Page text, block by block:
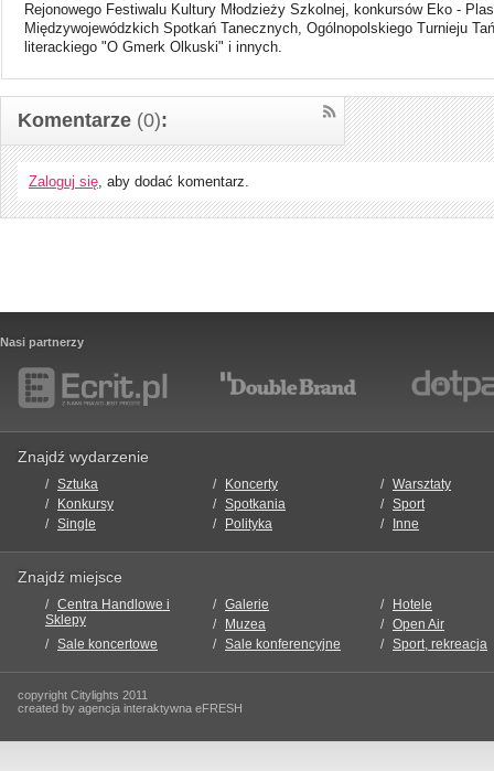
Rejonowego Festiwalu Kultury Młodzieży Szkolnej, konkursów Eko -
Międzywojewódzkich Spotkań Tanecznych, Ogólnopolskiego Turnieju
literackiego "O Gmerk Olkuski" i innych.
Komentarze (0):
Zaloguj się, aby dodać komentarz.
Nasi partnerzy
Znajdź wydarzenie
Sztuka Koncerty
Warsztaty
Konkursy
Spotkania
Sport
Single
Polityka Inne
Znajdź miejsce
Centra Handlowe i
Sklepy
Galerie
Hotele
Muzea
Open Air
Sale koncertowe
Sale konferencyjne Sport, rekreacja
copyright Citylights 2011
created by agencja interaktywna eFRESH